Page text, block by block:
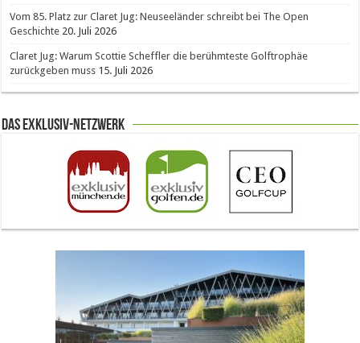
Vom 85. Platz zur Claret Jug: Neuseeländer schreibt bei The Open
Geschichte 20. Juli 2026
Claret Jug: Warum Scottie Scheffler die berühmteste Golftrophäe
zurückgeben muss 15. Juli 2026
Das Exklusiv-Netzwerk